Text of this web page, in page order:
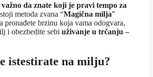
važno da znate koji je pravi tempo za
metoda zvana “Magična milja”
pronađete brzinu koja vama odogvara,
i obezbedite sebi uživanje u trčanju –
istestirate na milju?